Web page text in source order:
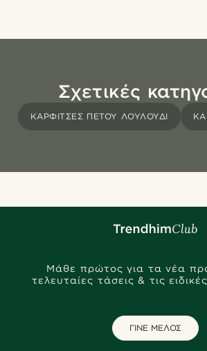
Σχετικές
ΚΑΡΦΊΤΣΕΣ ΠΈΤΟΥ ΛΟΥΛΟΎΔΙ
Μάθε πρώτος για τα νέα
τελευταίες τάσεις & τις
ΓΙΝΕ ΜΕΛΟΣ